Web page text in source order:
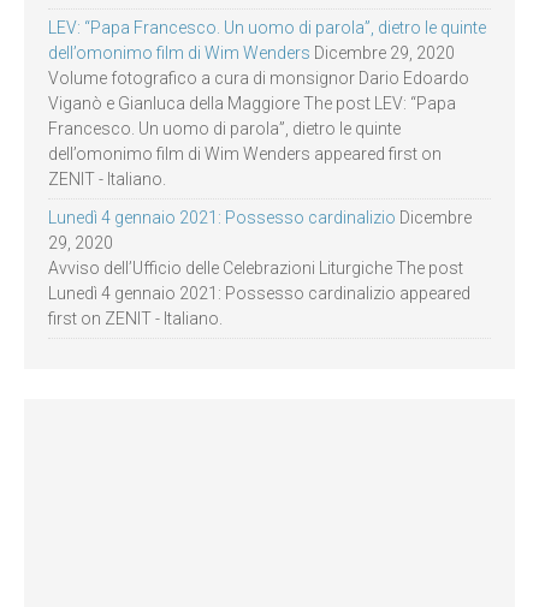
LEV: “Papa Francesco. Un uomo di parola”, dietro le quinte
dell’omonimo film di Wim Wenders Dicembre 29, 2020
Volume fotografico a cura di monsignor Dario Edoardo
Viganò e Gianluca della Maggiore The post LEV: “Papa
Francesco. Un uomo di parola”, dietro le quinte
dell’omonimo film di Wim Wenders appeared first on
ZENIT - Italiano.
Lunedì 4 gennaio 2021: Possesso cardinalizio Dicembre
29, 2020
Avviso dell’Ufficio delle Celebrazioni Liturgiche The post
Lunedì 4 gennaio 2021: Possesso cardinalizio appeared
first on ZENIT - Italiano.